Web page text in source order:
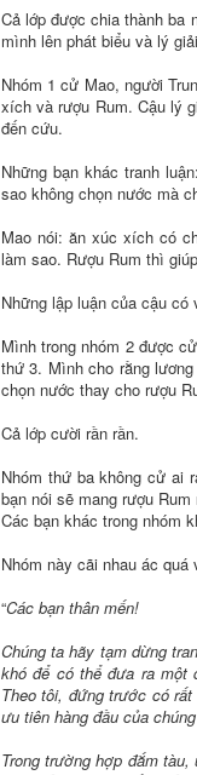
Cả lớp được chia thành ba
mình lên phát biểu và lý
Nhóm 1 cử Mao, người
xích và rượu Rum. Cậu lý
đến cứu.
Những bạn khác tranh
sao không chọn nước mà
Mao nói: ăn xúc xích có
làm sao. Rượu Rum thì
Những lập luận của cậu có
Mình trong nhóm 2 được
thứ 3. Mình cho rằng
chọn nước thay cho rượu
Cả lớp cười rần rần.
Nhóm thứ ba không cử ai
bạn nói sẽ mang rượu
Các bạn khác trong nhóm
Nhóm này cãi nhau ác quá
“Các bạn thân mến!
Chúng ta hãy tạm dừng
khó để có thể đưa ra một
Theo tôi, đứng trước có
ưu tiên hàng đầu của
Trong trường hợp đắm